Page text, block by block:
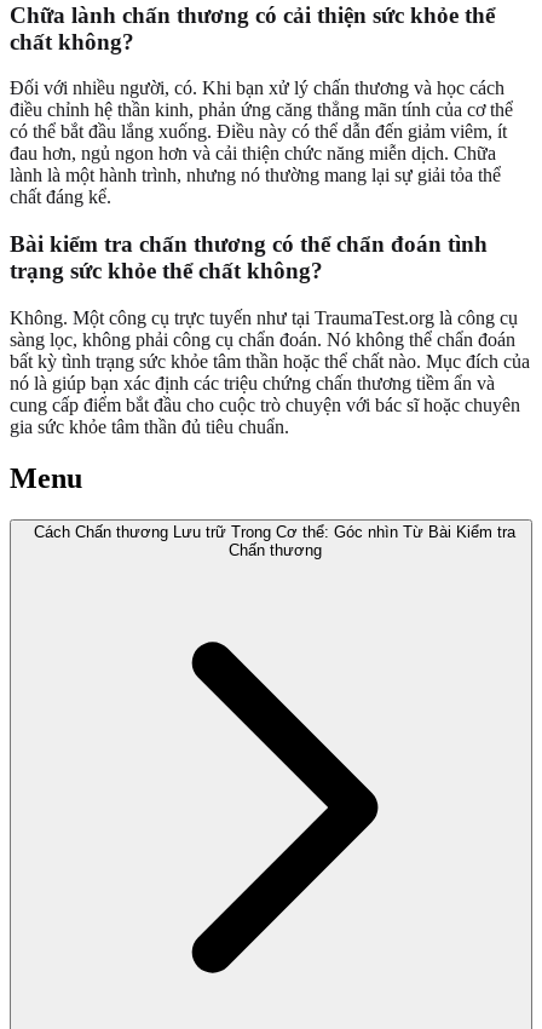
Chữa lành chấn thương có cải thiện sức khỏe thể
chất không?
Đối với nhiều người, có. Khi bạn xử lý chấn thương và học cách
điều chỉnh hệ thần kinh, phản ứng căng thẳng mãn tính của cơ thể
có thể bắt đầu lắng xuống. Điều này có thể dẫn đến giảm viêm, ít
đau hơn, ngủ ngon hơn và cải thiện chức năng miễn dịch. Chữa
lành là một hành trình, nhưng nó thường mang lại sự giải tỏa thể
chất đáng kể.
Bài kiểm tra chấn thương có thể chẩn đoán tình
trạng sức khỏe thể chất không?
Không. Một công cụ trực tuyến như tại TraumaTest.org là công cụ
sàng lọc, không phải công cụ chẩn đoán. Nó không thể chẩn đoán
bất kỳ tình trạng sức khỏe tâm thần hoặc thể chất nào. Mục đích của
nó là giúp bạn xác định các triệu chứng chấn thương tiềm ẩn và
cung cấp điểm bắt đầu cho cuộc trò chuyện với bác sĩ hoặc chuyên
gia sức khỏe tâm thần đủ tiêu chuẩn.
Menu
Cách Chấn thương Lưu trữ Trong Cơ thể: Góc nhìn Từ Bài Kiểm tra
Chấn thương